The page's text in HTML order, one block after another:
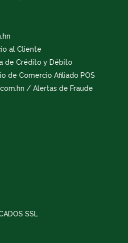
al Cliente
de Crédito y Débito
de Comercio Afiliado POS
/ Alertas de Fraude
SSL